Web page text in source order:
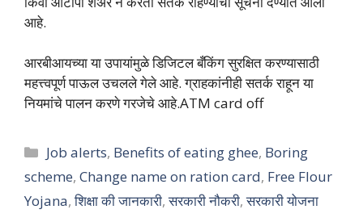
आहे​.
आरबीआयच्या या उपायांमुळे डिजिटल बँकिंग सुरक्षित करण्यासाठी
महत्त्वपूर्ण पाऊल उचलले गेले आहे. ग्राहकांनीही सतर्क राहून या
नियमांचे पालन करणे गरजेचे आहे.ATM card off
Categories
Job alerts, Benefits of eating ghee, Boring
scheme, Change name on ration card, Free Flour
Yojana,शिक्षा की जानकारी,सरकारी नौकरी,सरकारी योजना